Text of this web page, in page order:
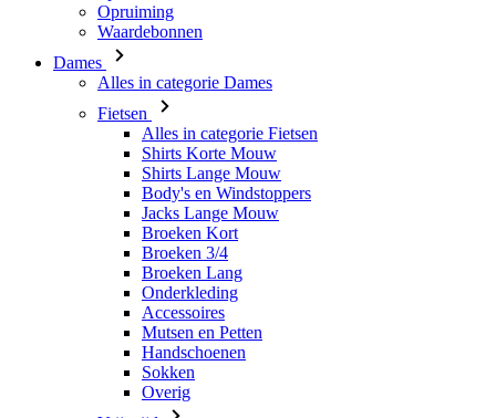
Fietsen
Alles in categorie Fietsen
Shirts Lange Mouw
Body's en Windstoppers
Jacks Lange Mouw
Broeken Kort
Broeken 3/4
Broeken Lang
Onderkleding
Accessoires
Mutsen en Petten
Handschoenen
Sokken
Overig
Vrije tijd
Alles in categorie Vrije tijd
T-Shirts
Hoodie
Mutsen en Petten